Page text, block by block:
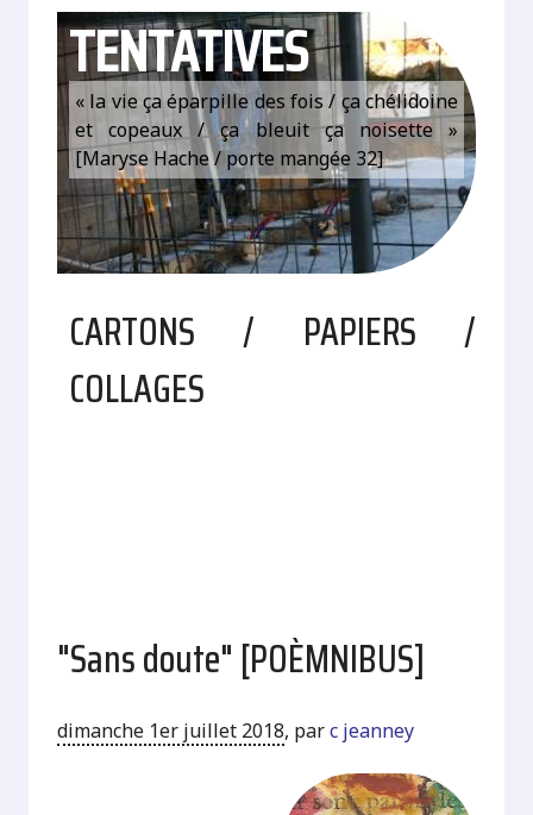
TENTATIVES
« la vie ça éparpille des fois / ça chélidoine
et copeaux / ça bleuit ça noisette »
[Maryse Hache / porte mangée 32]
CARTONS / PAPIERS /
COLLAGES
"Sans doute" [POÈMNIBUS]
dimanche 1er juillet 2018, parc jeanney